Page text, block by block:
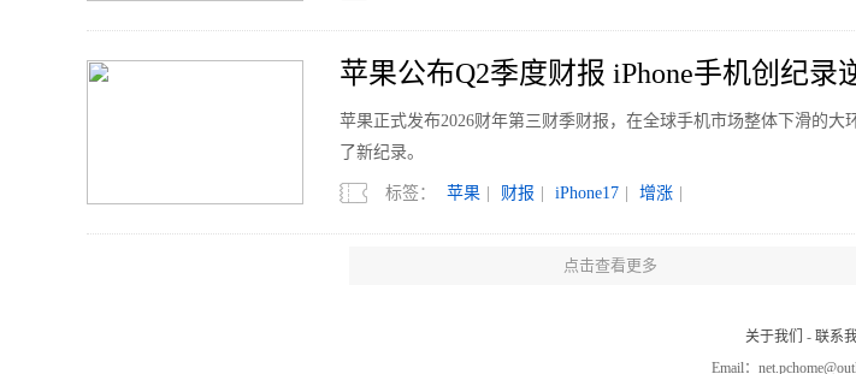
苹果公布Q2季度财报 iPhone手机创纪录
苹果正式发布2026财年第三财季财报，在全球手机市场整体下滑的
了新纪录。
标签： 苹果 财报 iPhone17 增涨
8月11日发布 REDMI K100 Pro双旗舰满
REDMI 正式官宣K100 Pro系列两款旗舰新机，将于8月11日举办新品
点击查看更多
关于我们 - 联系
Email：